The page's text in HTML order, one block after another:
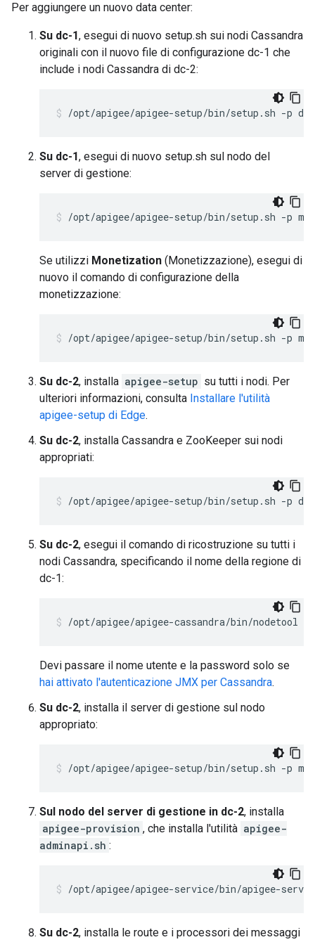
Per aggiungere un nuovo data center:
Su dc-1, esegui di nuovo setup.sh sui nodi Cassandra
originali con il nuovo file di configurazione dc-1 che
include i nodi Cassandra di dc-2:
/opt/apigee/apigee-setup/bin/setup.sh -p
Su dc-1, esegui di nuovo setup.sh sul nodo del
server di gestione:
/opt/apigee/apigee-setup/bin/setup.sh -p
Se utilizzi Monetization (Monetizzazione), esegui di
nuovo il comando di configurazione della
monetizzazione:
/opt/apigee/apigee-setup/bin/setup.sh -p
Su dc-2, installa apigee-setup su tutti i nodi. Per
ulteriori informazioni, consulta Installare l'utilità
apigee-setup di Edge.
Su dc-2, installa Cassandra e ZooKeeper sui nodi
appropriati:
/opt/apigee/apigee-setup/bin/setup.sh -p
Su dc-2, esegui il comando di ricostruzione su tutti i
nodi Cassandra, specificando il nome della regione di
dc-1:
/opt/apigee/apigee-cassandra/bin/nodetool
Devi passare il nome utente e la password solo se
hai attivato l'autenticazione JMX per Cassandra.
Su dc-2, installa il server di gestione sul nodo
appropriato:
/opt/apigee/apigee-setup/bin/setup.sh -p
Sul nodo del server di gestione in dc-2, installa
apigee-provision , che installa l'utilità apigee-
adminapi.sh :
/opt/apigee/apigee-service/bin/apigee-
Su dc-2, installa le route e i processori dei messaggi